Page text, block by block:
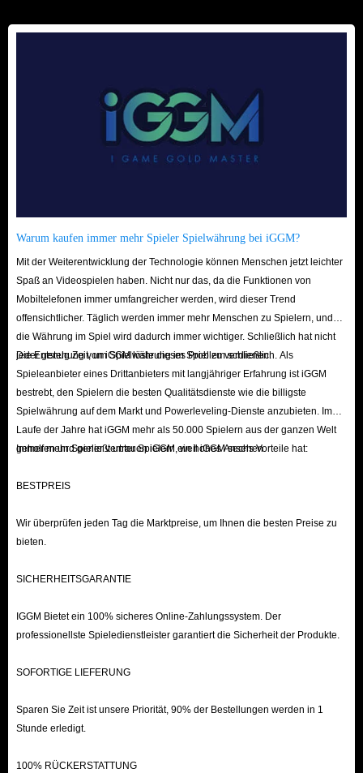
Warum kaufen immer mehr Spieler Spielwährung bei iGGM?
Mit der Weiterentwicklung der Technologie können Menschen jetzt leichter
Spaß an Videospielen haben. Nicht nur das, da die Funktionen von
Mobiltelefonen immer umfangreicher werden, wird dieser Trend
offensichtlicher. Täglich werden immer mehr Menschen zu Spielern, und
die Währung im Spiel wird dadurch immer wichtiger. Schließlich hat nicht
jeder genug Zeit, um Spielwährung im Spiel zu verdienen.
Die Entstehung von iGGM löste dieses Problem schließlich. Als
Spieleanbieter eines Drittanbieters mit langjähriger Erfahrung ist iGGM
bestrebt, den Spielern die besten Qualitätsdienste wie die billigste
Spielwährung auf dem Markt und Powerleveling-Dienste anzubieten. Im
Laufe der Jahre hat iGGM mehr als 50.000 Spielern aus der ganzen Welt
geholfen und genießt unter Spielern ein hohes Ansehen.
Immer mehr Spieler vertrauen iGGM, weil iGGM sechs Vorteile hat:
BESTPREIS
Wir überprüfen jeden Tag die Marktpreise, um Ihnen die besten Preise zu
bieten.
SICHERHEITSGARANTIE
IGGM Bietet ein 100% sicheres Online-Zahlungssystem. Der
professionellste Spieledienstleister garantiert die Sicherheit der Produkte.
SOFORTIGE LIEFERUNG
Sparen Sie Zeit ist unsere Priorität, 90% der Bestellungen werden in 1
Stunde erledigt.
100% RÜCKERSTATTUNG